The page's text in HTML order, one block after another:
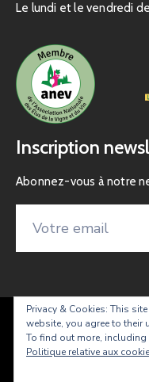
Le lundi et le vendredi
Inscription
Abonnez-vous à notre
Taradeau – site officiel
Privacy & Cookies: This
website, you agree to their
To find out more,
Politique relative aux